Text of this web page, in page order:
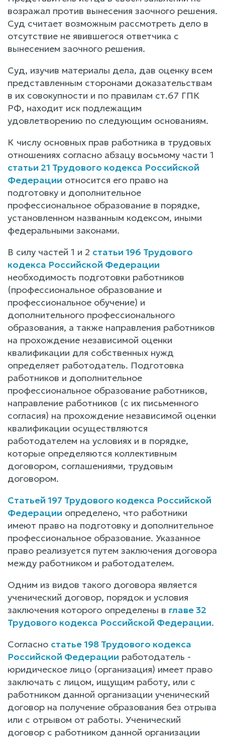
возражал против вынесения заочного решения.
Суд считает возможным рассмотреть дело в
отсутствие не явившегося ответчика с
вынесением заочного решения.
Суд, изучив материалы дела, дав оценку всем
представленным сторонами доказательствам
в их совокупности и по правилам ст.67 ГПК
РФ, находит иск подлежащим
удовлетворению по следующим основаниям.
К числу основных прав работника в трудовых
отношениях согласно абзацу восьмому части 1
статьи 21 Трудового кодекса Российской
Федерации относится его право на
подготовку и дополнительное
профессиональное образование в порядке,
установленном названным кодексом, иными
федеральными законами.
В силу частей 1 и 2 статьи 196 Трудового
кодекса Российской Федерации
необходимость подготовки работников
(профессиональное образование и
профессиональное обучение) и
дополнительного профессионального
образования, а также направления работников
на прохождение независимой оценки
квалификации для собственных нужд
определяет работодатель. Подготовка
работников и дополнительное
профессиональное образование работников,
направление работников (с их письменного
согласия) на прохождение независимой оценки
квалификации осуществляются
работодателем на условиях и в порядке,
которые определяются коллективным
договором, соглашениями, трудовым
договором.
Статьей 197 Трудового кодекса Российской
Федерации определено, что работники
имеют право на подготовку и дополнительное
профессиональное образование. Указанное
право реализуется путем заключения договора
между работником и работодателем.
Одним из видов такого договора является
ученический договор, порядок и условия
заключения которого определены в главе 32
Трудового кодекса Российской Федерации.
Согласно статье 198 Трудового кодекса
Российской Федерации работодатель -
юридическое лицо (организация) имеет право
заключать с лицом, ищущим работу, или с
работником данной организации ученический
договор на получение образования без отрыва
или с отрывом от работы. Ученический
договор с работником данной организации